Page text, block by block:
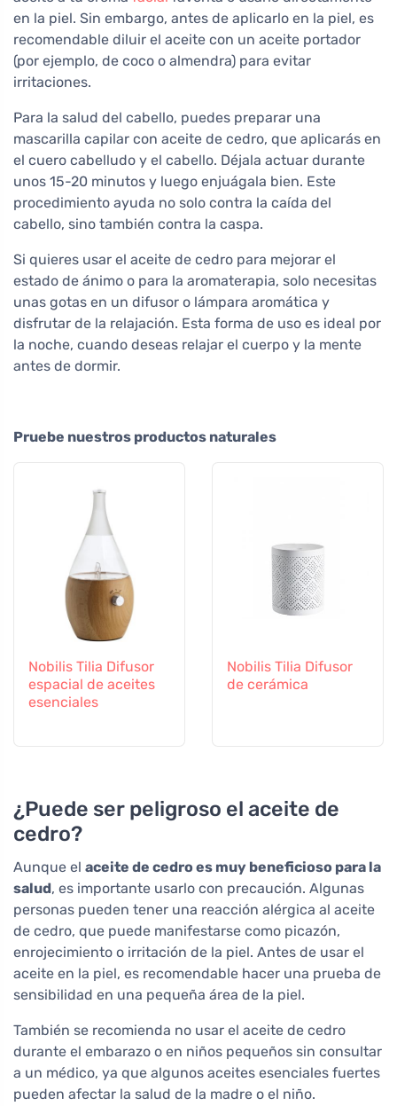
en la piel. Sin embargo, antes de aplicarlo en la piel, es
recomendable diluir el aceite con un aceite portador
(por ejemplo, de coco o almendra) para evitar
irritaciones.
Para la salud del cabello, puedes preparar una
mascarilla capilar con aceite de cedro, que aplicarás en
el cuero cabelludo y el cabello. Déjala actuar durante
unos 15-20 minutos y luego enjuágala bien. Este
procedimiento ayuda no solo contra la caída del
cabello, sino también contra la caspa.
Si quieres usar el aceite de cedro para mejorar el
estado de ánimo o para la aromaterapia, solo necesitas
unas gotas en un difusor o lámpara aromática y
disfrutar de la relajación. Esta forma de uso es ideal por
la noche, cuando deseas relajar el cuerpo y la mente
antes de dormir.
Pruebe nuestros productos naturales
Nobilis Tilia Difusor
espacial de aceites
esenciales
Nobilis Tilia Difusor
de cerámica
¿Puede ser peligroso el aceite de
cedro?
Aunque el aceite de cedro es muy beneficioso para la
salud, es importante usarlo con precaución. Algunas
personas pueden tener una reacción alérgica al aceite
de cedro, que puede manifestarse como picazón,
enrojecimiento o irritación de la piel. Antes de usar el
aceite en la piel, es recomendable hacer una prueba de
sensibilidad en una pequeña área de la piel.
También se recomienda no usar el aceite de cedro
durante el embarazo o en niños pequeños sin consultar
a un médico, ya que algunos aceites esenciales fuertes
pueden afectar la salud de la madre o el niño.